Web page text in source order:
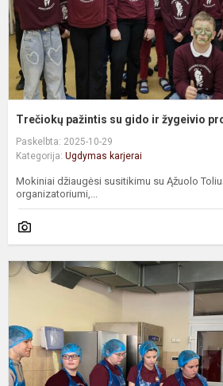
Trečiokų pažintis su gido ir žygeivio
Paskelbta: 2025-10-29
Kategorija: Ugdymas karjerai
Mokiniai džiaugėsi susitikimu su Ąžuolo
organizatoriumi,...